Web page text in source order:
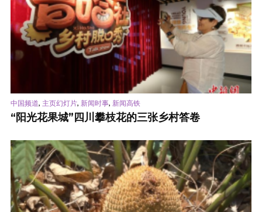
中国频道, 主页幻灯片, 新闻时事, 新闻高铁
“阳光花果城”四川攀枝花的三张乡村答卷